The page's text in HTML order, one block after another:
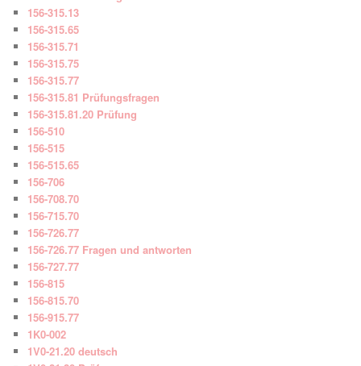
156-315.13
156-315.65
156-315.71
156-315.75
156-315.77
156-315.81 Prüfungsfragen
156-315.81.20 Prüfung
156-510
156-515
156-515.65
156-706
156-708.70
156-715.70
156-726.77
156-726.77 Fragen und antworten
156-727.77
156-815
156-815.70
156-915.77
1K0-002
1V0-21.20 deutsch